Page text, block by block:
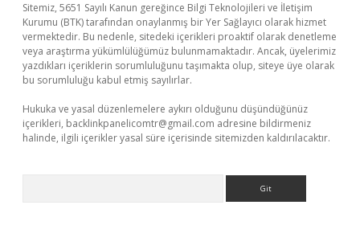
Sitemiz, 5651 Sayılı Kanun gereğince Bilgi Teknolojileri ve İletişim
Kurumu (BTK) tarafından onaylanmış bir Yer Sağlayıcı olarak hizmet
vermektedir. Bu nedenle, sitedeki içerikleri proaktif olarak denetleme
veya araştırma yükümlülüğümüz bulunmamaktadır. Ancak, üyelerimiz
yazdıkları içeriklerin sorumluluğunu taşımakta olup, siteye üye olarak
bu sorumluluğu kabul etmiş sayılırlar.
Hukuka ve yasal düzenlemelere aykırı olduğunu düşündüğünüz
içerikleri, backlinkpanelicomtr@gmail.com adresine bildirmeniz
halinde, ilgili içerikler yasal süre içerisinde sitemizden kaldırılacaktır.